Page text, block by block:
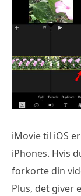
iMovie til iOS
iPhones. Hvis
forkorte din
Plus, det giver